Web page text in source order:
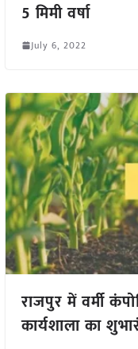
5 मिमी वर्षा
July 6, 2022
राजपुर में वर्मी
कार्यशाला का